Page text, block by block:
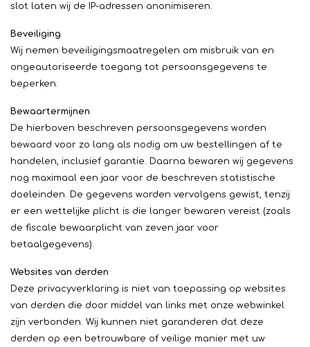
slot laten wij de IP-adressen anonimiseren.
Beveiliging
Wij nemen beveiligingsmaatregelen om misbruik van en
ongeautoriseerde toegang tot persoonsgegevens te
beperken.
Bewaartermijnen
De hierboven beschreven persoonsgegevens worden
bewaard voor zo lang als nodig om uw bestellingen af te
handelen, inclusief garantie. Daarna bewaren wij gegevens
nog maximaal een jaar voor de beschreven statistische
doeleinden. De gegevens worden vervolgens gewist, tenzij
er een wettelijke plicht is die langer bewaren vereist (zoals
de fiscale bewaarplicht van zeven jaar voor
betaalgegevens).
Websites van derden
Deze privacyverklaring is niet van toepassing op websites
van derden die door middel van links met onze webwinkel
zijn verbonden. Wij kunnen niet garanderen dat deze
derden op een betrouwbare of veilige manier met uw